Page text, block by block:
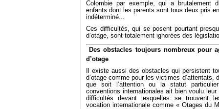
Colombie par exemple, qui a brutalement
enfants dont les parents sont tous deux pris
indéterminé...
Ces difficultés, qui se posent pourtant
d’otage, sont totalement ignorées des
Des obstacles toujours nombreux pour
d’otage
Il existe aussi des obstacles qui persistent
d’otage comme pour les victimes d’attentats,
que soit l’attention ou la statut
conventions internationales ait bien voulu
difficultés devant lesquelles se trouvent
vocation internationale comme « Otages du